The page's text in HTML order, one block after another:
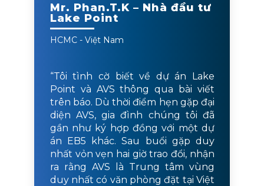
Mr. Phan.T.K – Nhà đầu tư
Lake Point
HCMC - Việt Nam
“Tôi tình cờ biết về dự án Lake
Point và AVS thông qua bài viết
trên báo. Dù thời điểm hẹn gặp đại
diện AVS, gia đình chúng tôi đã
gần như ký hợp đồng với một dự
án EB5 khác. Sau buổi gặp duy
nhất vỏn vẹn hai giờ trao đổi, nhận
ra rằng AVS là Trung tâm vùng
duy nhất có văn phòng đặt tại Việt